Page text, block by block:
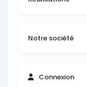
Notre société
Connexion